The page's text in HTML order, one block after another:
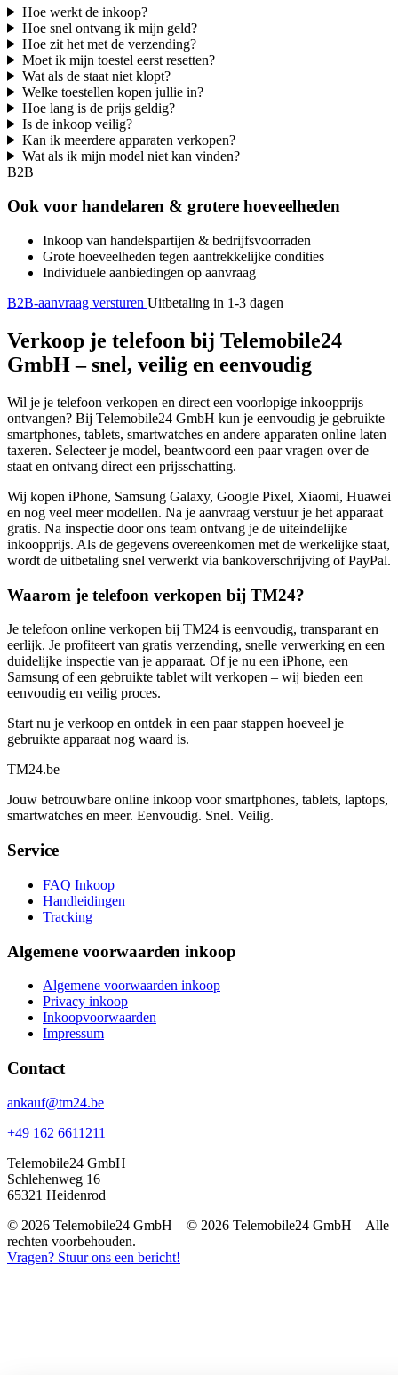
Hoe werkt de inkoop?
Hoe snel ontvang ik mijn geld?
Hoe zit het met de verzending?
Moet ik mijn toestel eerst resetten?
Wat als de staat niet klopt?
Welke toestellen kopen jullie in?
Hoe lang is de prijs geldig?
Is de inkoop veilig?
Kan ik meerdere apparaten verkopen?
Wat als ik mijn model niet kan vinden?
B2B
Ook voor handelaren & grotere hoeveelheden
Inkoop van handelspartijen & bedrijfsvoorraden
Grote hoeveelheden tegen aantrekkelijke condities
Individuele aanbiedingen op aanvraag
B2B-aanvraag versturen Uitbetaling in 1-3 dagen
Verkoop je telefoon bij Telemobile24
GmbH – snel, veilig en eenvoudig
Wil je je telefoon verkopen en direct een voorlopige inkoopprijs
ontvangen? Bij Telemobile24 GmbH kun je eenvoudig je gebruikte
smartphones, tablets, smartwatches en andere apparaten online laten
taxeren. Selecteer je model, beantwoord een paar vragen over de
staat en ontvang direct een prijsschatting.
Wij kopen iPhone, Samsung Galaxy, Google Pixel, Xiaomi, Huawei
en nog veel meer modellen. Na je aanvraag verstuur je het apparaat
gratis. Na inspectie door ons team ontvang je de uiteindelijke
inkoopprijs. Als de gegevens overeenkomen met de werkelijke staat,
wordt de uitbetaling snel verwerkt via bankoverschrijving of PayPal.
Waarom je telefoon verkopen bij TM24?
Je telefoon online verkopen bij TM24 is eenvoudig, transparant en
eerlijk. Je profiteert van gratis verzending, snelle verwerking en een
duidelijke inspectie van je apparaat. Of je nu een iPhone, een
Samsung of een gebruikte tablet wilt verkopen – wij bieden een
eenvoudig en veilig proces.
Start nu je verkoop en ontdek in een paar stappen hoeveel je
gebruikte apparaat nog waard is.
TM24.be
Jouw betrouwbare online inkoop voor smartphones, tablets, laptops,
smartwatches en meer. Eenvoudig. Snel. Veilig.
Service
FAQ Inkoop
Handleidingen
Tracking
Algemene voorwaarden inkoop
Algemene voorwaarden inkoop
Privacy inkoop
Inkoopvoorwaarden
Impressum
Contact
ankauf@tm24.be
+49 162 6611211
Telemobile24 GmbH
Schlehenweg 16
65321 Heidenrod
© 2026 Telemobile24 GmbH – © 2026 Telemobile24 GmbH – Alle
rechten voorbehouden.
Vragen? Stuur ons een bericht!